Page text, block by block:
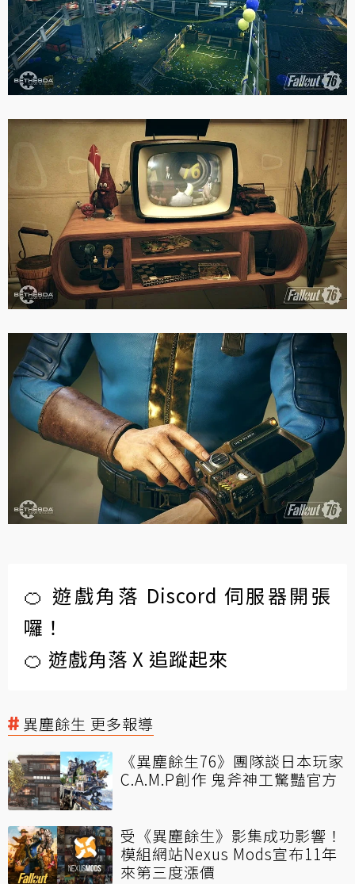
🍊 遊戲角落 Discord 伺服器開張
囉！
🍊 遊戲角落 X 追蹤起來
異塵餘生 更多報導
《異塵餘生76》團隊談日本玩家
C.A.M.P創作 鬼斧神工驚豔官方
受《異塵餘生》影集成功影響！
模組網站Nexus Mods宣布11年
來第三度漲價